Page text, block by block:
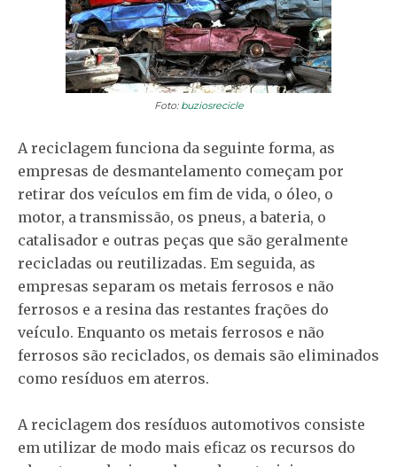
Foto: buziosrecicle
A reciclagem funciona da seguinte forma, as
empresas de desmantelamento começam por
retirar dos veículos em fim de vida, o óleo, o
motor, a transmissão, os pneus, a bateria, o
catalisador e outras peças que são geralmente
recicladas ou reutilizadas. Em seguida, as
empresas separam os metais ferrosos e não
ferrosos e a resina das restantes frações do
veículo. Enquanto os metais ferrosos e não
ferrosos são reciclados, os demais são eliminados
como resíduos em aterros.
A reciclagem dos resíduos automotivos consiste
em utilizar de modo mais eficaz os recursos do